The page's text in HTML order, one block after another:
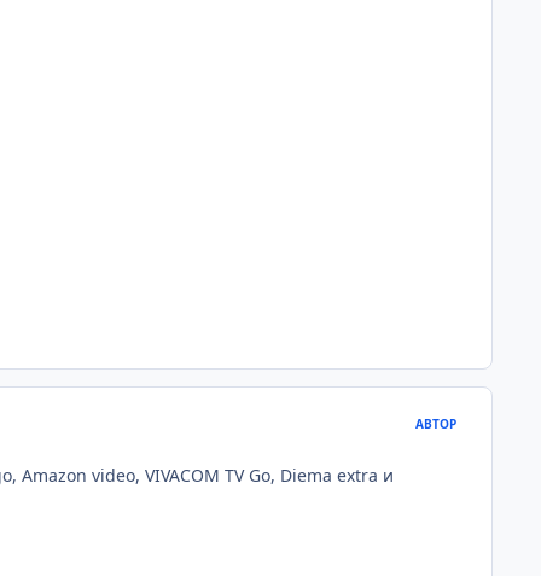
АВТОР
video, VIVACOM TV Go, Diema extra и